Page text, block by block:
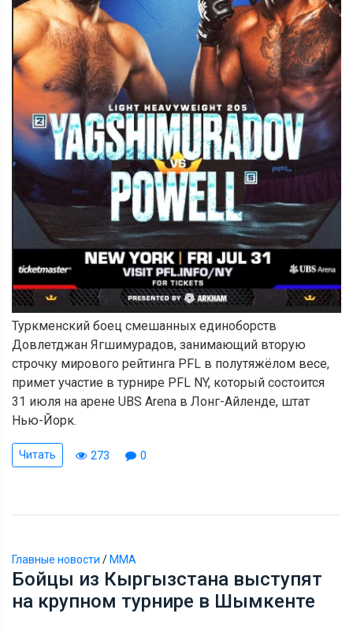
Туркменский боец смешанных единоборств
Довлетджан Ягшимурадов, занимающий вторую
строчку мирового рейтинга PFL в полутяжёлом весе,
примет участие в турнире PFL NY, который состоится
31 июля на арене UBS Arena в Лонг-Айленде, штат
Нью-Йорк.
Читать 273 0
Главные новости / ММА
Бойцы из Кыргызстана выступят
на крупном турнире в Шымкенте